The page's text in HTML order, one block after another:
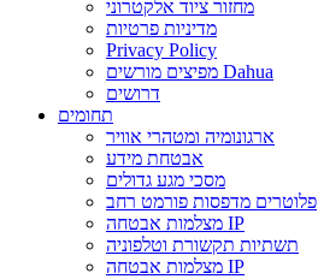
מחזור ציוד אלקטרוני
מדיניות פרטיות
Privacy Policy
מפיצים מורשים Dahua
דרושים
תחומים
ארגונומיה ומטהרי אוויר
אבטחת מידע
מסכי מגע גדולים
פלוטרים מדפסות פורמט רחב
מצלמות אבטחה IP
תשתיות תקשורת וטלפוניה
מצלמות אבטחה IP